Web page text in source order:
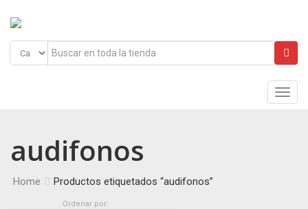
Main
Menu
audifonos
Home Productos etiquetados “audifonos”
Ordenar por: